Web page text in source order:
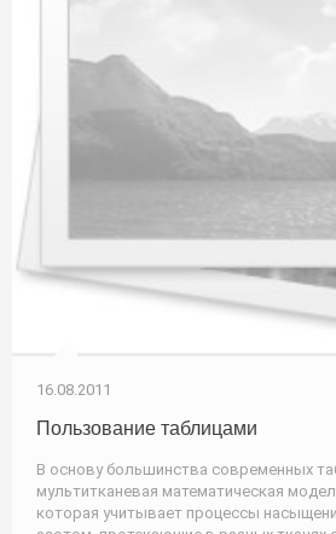
16.08.2011
Пользование таблицами
В основу большинства современных
мультитканевая математическая
которая учитывает процессы